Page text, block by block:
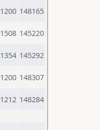
1200 148165
1508 145220
1354 145292
1200 148307
1212 148284